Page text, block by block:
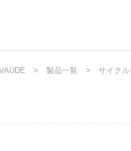
自転車
ニュース
製品一覧 サイクル